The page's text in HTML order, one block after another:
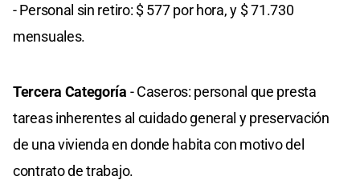
- Personal sin retiro: $ 577 por hora, y $ 71.730
mensuales.
Tercera Categoría - Caseros: personal que presta
tareas inherentes al cuidado general y preservación
de una vivienda en donde habita con motivo del
contrato de trabajo.